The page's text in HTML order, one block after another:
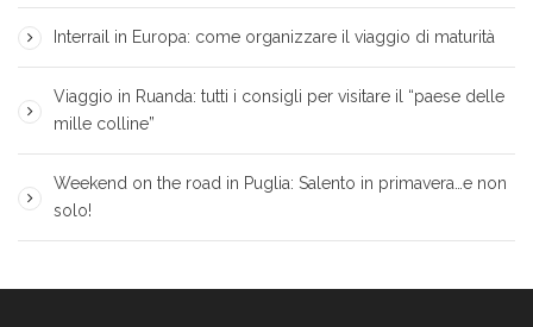
Interrail in Europa: come organizzare il viaggio di maturità
Viaggio in Ruanda: tutti i consigli per visitare il “paese delle
mille colline”
Weekend on the road in Puglia: Salento in primavera…e non
solo!